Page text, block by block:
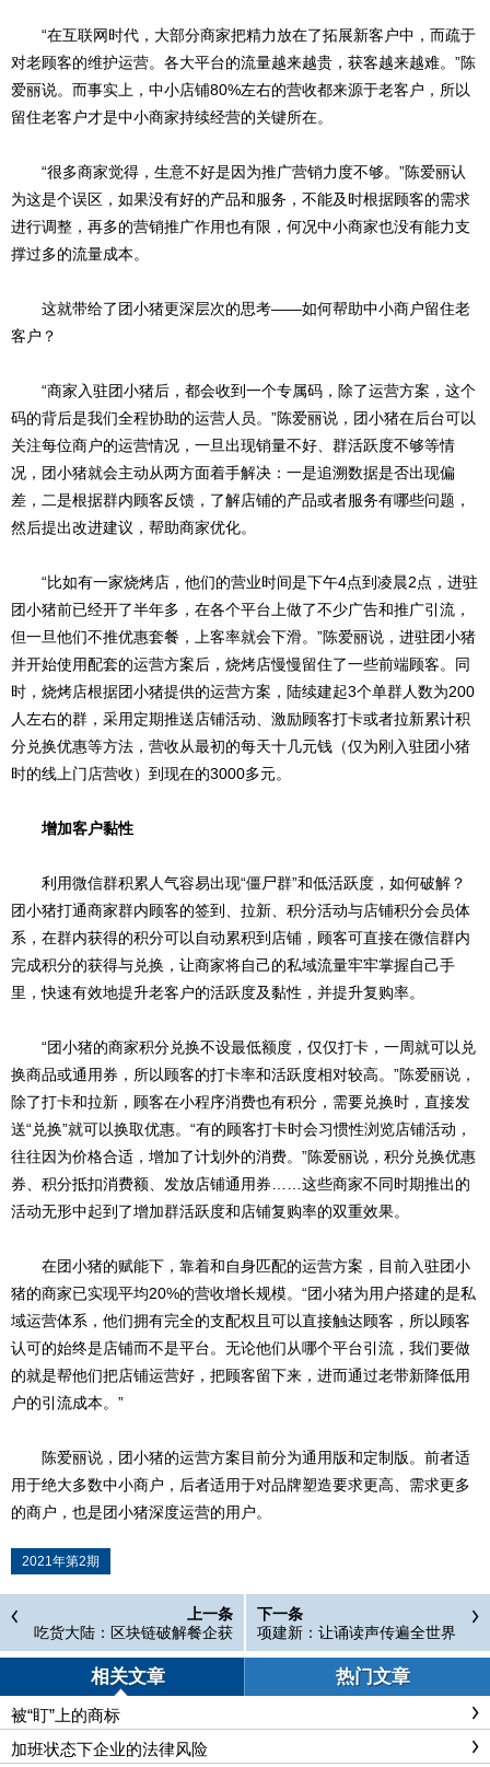
“在互联网时代，大部分商家把精力放在了拓展新客户中，而疏于
对老顾客的维护运营。各大平台的流量越来越贵，获客越来越难。”陈
爱丽说。而事实上，中小店铺80%左右的营收都来源于老客户，所以
留住老客户才是中小商家持续经营的关键所在。
“很多商家觉得，生意不好是因为推广营销力度不够。”陈爱丽认
为这是个误区，如果没有好的产品和服务，不能及时根据顾客的需求
进行调整，再多的营销推广作用也有限，何况中小商家也没有能力支
撑过多的流量成本。
这就带给了团小猪更深层次的思考——如何帮助中小商户留住老
客户？
“商家入驻团小猪后，都会收到一个专属码，除了运营方案，这个
码的背后是我们全程协助的运营人员。”陈爱丽说，团小猪在后台可以
关注每位商户的运营情况，一旦出现销量不好、群活跃度不够等情
况，团小猪就会主动从两方面着手解决：一是追溯数据是否出现偏
差，二是根据群内顾客反馈，了解店铺的产品或者服务有哪些问题，
然后提出改进建议，帮助商家优化。
“比如有一家烧烤店，他们的营业时间是下午4点到凌晨2点，进驻
团小猪前已经开了半年多，在各个平台上做了不少广告和推广引流，
但一旦他们不推优惠套餐，上客率就会下滑。”陈爱丽说，进驻团小猪
并开始使用配套的运营方案后，烧烤店慢慢留住了一些前端顾客。同
时，烧烤店根据团小猪提供的运营方案，陆续建起3个单群人数为200
人左右的群，采用定期推送店铺活动、激励顾客打卡或者拉新累计积
分兑换优惠等方法，营收从最初的每天十几元钱（仅为刚入驻团小猪
时的线上门店营收）到现在的3000多元。
增加客户黏性
利用微信群积累人气容易出现“僵尸群”和低活跃度，如何破解？
团小猪打通商家群内顾客的签到、拉新、积分活动与店铺积分会员体
系，在群内获得的积分可以自动累积到店铺，顾客可直接在微信群内
完成积分的获得与兑换，让商家将自己的私域流量牢牢掌握自己手
里，快速有效地提升老客户的活跃度及黏性，并提升复购率。
“团小猪的商家积分兑换不设最低额度，仅仅打卡，一周就可以兑
换商品或通用券，所以顾客的打卡率和活跃度相对较高。”陈爱丽说，
除了打卡和拉新，顾客在小程序消费也有积分，需要兑换时，直接发
送“兑换”就可以换取优惠。“有的顾客打卡时会习惯性浏览店铺活动，
往往因为价格合适，增加了计划外的消费。”陈爱丽说，积分兑换优惠
券、积分抵扣消费额、发放店铺通用券……这些商家不同时期推出的
活动无形中起到了增加群活跃度和店铺复购率的双重效果。
在团小猪的赋能下，靠着和自身匹配的运营方案，目前入驻团小
猪的商家已实现平均20%的营收增长规模。“团小猪为用户搭建的是私
域运营体系，他们拥有完全的支配权且可以直接触达顾客，所以顾客
认可的始终是店铺而不是平台。无论他们从哪个平台引流，我们要做
的就是帮他们把店铺运营好，把顾客留下来，进而通过老带新降低用
户的引流成本。”
陈爱丽说，团小猪的运营方案目前分为通用版和定制版。前者适
用于绝大多数中小商户，后者适用于对品牌塑造要求更高、需求更多
的商户，也是团小猪深度运营的用户。
2021年第2期
上一条
吃货大陆：区块链破解餐企获
客、锁客难题
下一条
项建新：让诵读声传遍全世界
相关文章 热门文章
被“盯”上的商标
加班状态下企业的法律风险